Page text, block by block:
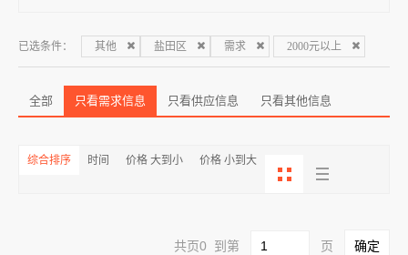
已选条件： 其他 盐田区 需求 2000元以上
全部 只看需求信息 只看供应信息 只看其他信息
综合排序 时间 价格 大到小 价格 小到大
共页0 到第 页